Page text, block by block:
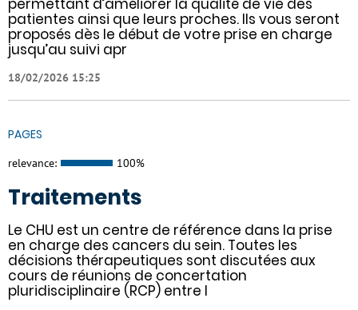
permettant d’améliorer la qualité de vie des
patientes ainsi que leurs proches. Ils vous seront
proposés dès le début de votre prise en charge
jusqu’au suivi apr
18/02/2026 15:25
PAGES
relevance: 100%
Traitements
Le CHU est un centre de référence dans la prise
en charge des cancers du sein. Toutes les
décisions thérapeutiques sont discutées aux
cours de réunions de concertation
pluridisciplinaire (RCP) entre l